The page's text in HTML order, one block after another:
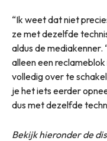
“Ik weet dat niet
ze met dezelfde
aldus de
alleen een
volledig over te
je het iets eerder
dus met dezelfde
Bekijk hieronder de